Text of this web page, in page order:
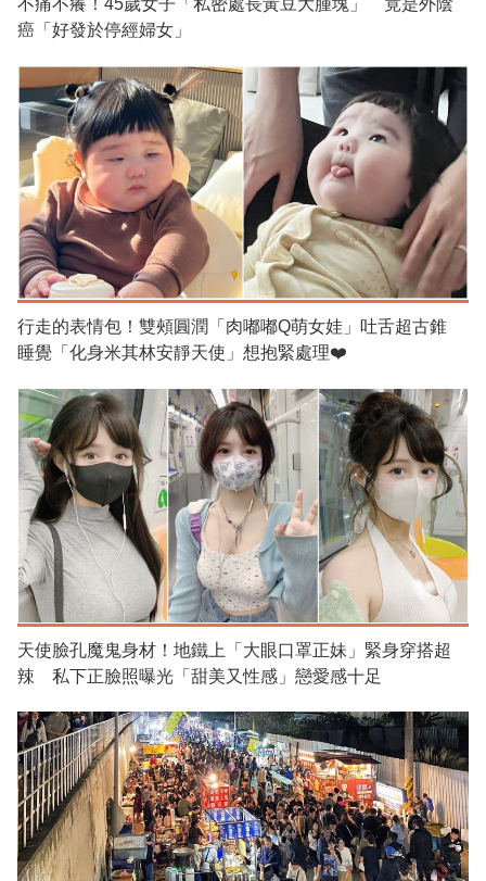
癌「好發於停經婦女」
行走的表情包！雙頰圓潤「肉嘟嘟Q萌女娃」吐舌超古錐
睡覺「化身米其林安靜天使」想抱緊處理❤️
天使臉孔魔鬼身材！地鐵上「大眼口罩正妹」緊身穿搭超
辣 私下正臉照曝光「甜美又性感」戀愛感十足